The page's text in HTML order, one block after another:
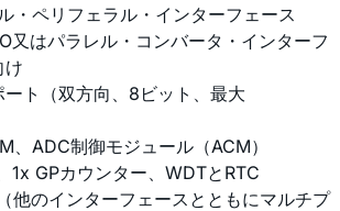
・ペリフェラル・インターフェース
又はパラレル・コンバータ・インターフ
け
ト（双方向、8ビット、最大
、ADC制御モジュール（ACM）
1x GPカウンター、WDTとRTC
他のインターフェースとともにマルチプ